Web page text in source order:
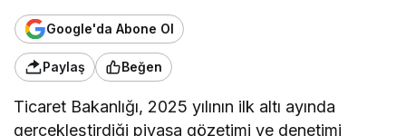
Google'da Abone Ol
Paylaş Beğen
Ticaret Bakanlığı, 2025 yılının ilk altı ayında
gerçekleştirdiği piyasa gözetimi ve denetimi